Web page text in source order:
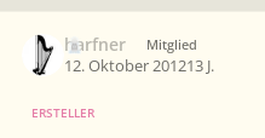
harfner Mitglied
12. Oktober 201213 J.
ERSTELLER